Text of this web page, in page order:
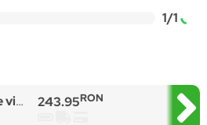
1/1
15 x 23cm 243.95RON